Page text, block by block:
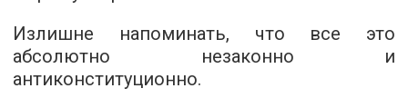
Излишне напоминать, что все это
абсолютно незаконно и
антиконституционно.